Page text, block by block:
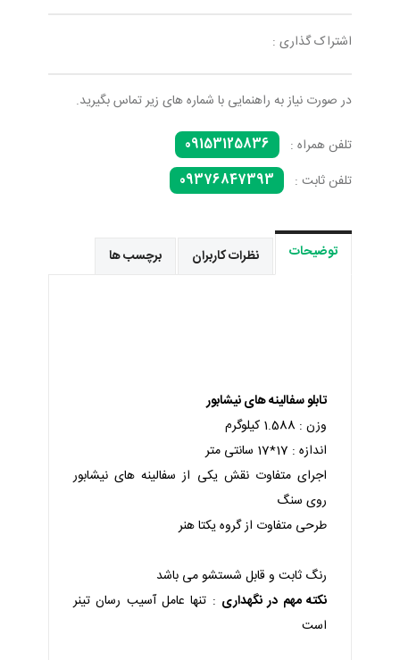
اشتراک گذاری :
در صورت نیاز به راهنمایی با شماره های زیر تماس بگیرید.
تلفن همراه :
09153125836
تلفن ثابت :
09376847393
توضیحات نظرات کاربران برچسب ها
تابلو سفالینه های نیشابور
وزن : 1.588 کیلوگرم
اندازه : 17*17 سانتی متر
اجرای متفاوت نقش یکی از سفالینه های نیشابور
روی سنگ
طرحی متفاوت از گروه یکتا هنر
رنگ ثابت و قابل شستشو می باشد
نکته مهم در نگهداری : تنها عامل آسیب رسان تینر
است